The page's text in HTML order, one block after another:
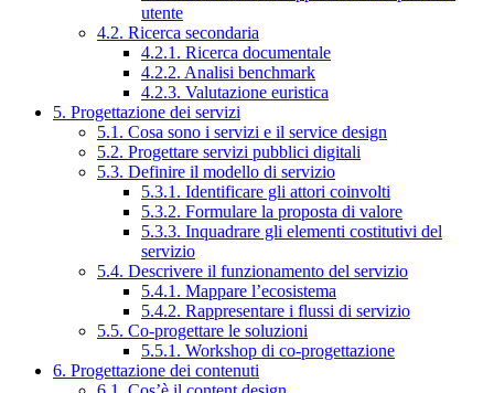
utente
4.2. Ricerca secondaria
4.2.1. Ricerca documentale
4.2.2. Analisi benchmark
4.2.3. Valutazione euristica
5. Progettazione dei servizi
5.1. Cosa sono i servizi e il service design
5.2. Progettare servizi pubblici digitali
5.3. Definire il modello di servizio
5.3.1. Identificare gli attori coinvolti
5.3.2. Formulare la proposta di valore
5.3.3. Inquadrare gli elementi costitutivi del
servizio
5.4. Descrivere il funzionamento del servizio
5.4.1. Mappare l’ecosistema
5.4.2. Rappresentare i flussi di servizio
5.5. Co-progettare le soluzioni
5.5.1. Workshop di co-progettazione
6. Progettazione dei contenuti